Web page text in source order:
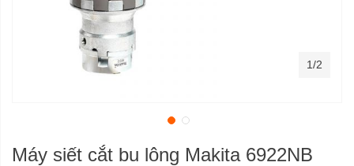
Máy siết cắt bu lông Makita 6922NB
1/2